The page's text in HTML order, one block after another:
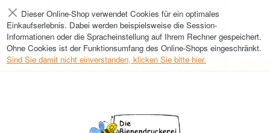
Schließen
Dieser Online-Shop verwendet Cookies für ein optimales
Einkaufserlebnis. Dabei werden beispielsweise die Session-
Informationen oder die Spracheinstellung auf Ihrem Rechner gespeichert.
Ohne Cookies ist der Funktionsumfang des Online-Shops eingeschränkt.
Sind Sie damit nicht einverstanden, klicken Sie bitte hier.